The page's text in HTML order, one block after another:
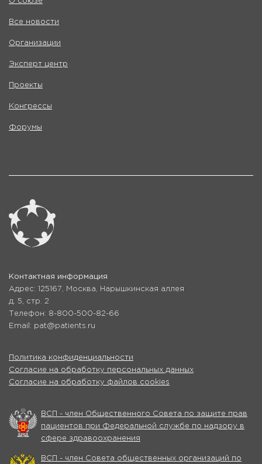
Все новости
Организации
Эксперт центр
Проекты
Конгрессы
Форумы
Контактная информация
Адрес: 125167, Москва, Нарышкинская аллея
д. 5, стр. 2
Телефон: 8-800-500-82-66
Email: pat@patients.ru
Политика конфиденциальности
Согласие на обработку персональных данных
Согласие на обработку файлов cookies
ВСП - член Общественного Совета по защите прав
пациентов при Федеральной службе по надзору в
сфере здравоохранения
ВСП - член Совета общественных организаций по